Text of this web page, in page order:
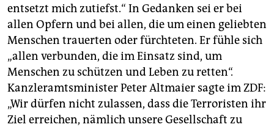
entsetzt mich zutiefst.“ In Gedanken sei er bei
allen Opfern und bei allen, die um einen geliebten
Menschen trauerten oder fürchteten. Er fühle sich
„allen verbunden, die im Einsatz sind, um
Menschen zu schützen und Leben zu retten“.
Kanzleramtsminister Peter Altmaier sagte im ZDF:
„Wir dürfen nicht zulassen, dass die Terroristen ihr
Ziel erreichen, nämlich unsere Gesellschaft zu